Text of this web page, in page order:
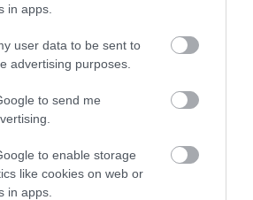
in apps.
user data to be sent to
advertising purposes.
to send me
to enable storage
like cookies on web or
in apps.
csatlakozz csoportunkhoz
TikTok-on is, iratkozz fel Spabook
hírlevélre